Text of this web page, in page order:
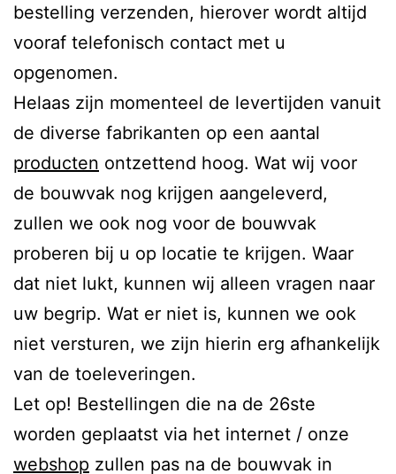
bestelling verzenden, hierover wordt altijd
vooraf telefonisch contact met u
opgenomen.
Helaas zijn momenteel de levertijden vanuit
de diverse fabrikanten op een aantal
producten ontzettend hoog. Wat wij voor
de bouwvak nog krijgen aangeleverd,
zullen we ook nog voor de bouwvak
proberen bij u op locatie te krijgen. Waar
dat niet lukt, kunnen wij alleen vragen naar
uw begrip. Wat er niet is, kunnen we ook
niet versturen, we zijn hierin erg afhankelijk
van de toeleveringen.
Let op! Bestellingen die na de 26ste
worden geplaatst via het internet / onze
webshop zullen pas na de bouwvak in